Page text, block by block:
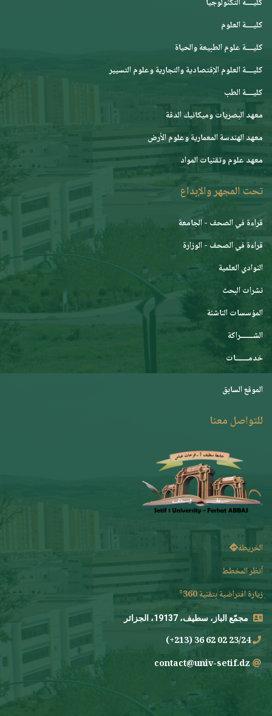
كليــــة التكنولوجيا
كليــــة العلوم
كليــــة علوم الطبيعة والحياة
كليــــة العلوم الإقتصادية والتجارية وعلوم التسيير
كليــــة الطب
معهد البصريات وميكانيك الدقة
معهد الهندسة المعمارية وعلوم الأرض
معهد علوم وتقنيات المواد
تحت المجهر والإبداع
قراءة في الصحف - الجامعة
قراءة في الصحف - الوزارة
النوادي العلمية
نشرات البحث
المؤسسات الناشئة
الشـــــــراكة
خدمـــــــات
الموقع السابق
للتواصل معنا
الخريطة
أنظر المخطط
زيارة افتراضية بتقنية 360°
مجمّع الباز، سطيف، 19137، الجزائر
23/24 02 62 36 (213+)
contact@univ-setif.dz